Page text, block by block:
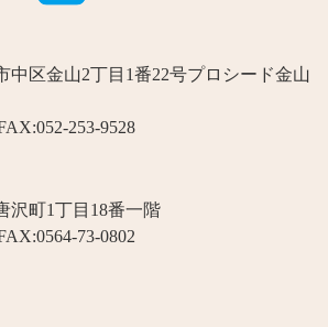
中区金山2丁目1番22号プロシード金山
253-9528
沢町1丁目18番一階
73-0802